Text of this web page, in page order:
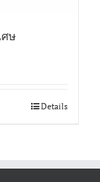
ษ
Details